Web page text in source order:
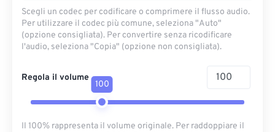
Scegli un codec per codificare o comprimere il flusso audio.
Per utilizzare il codec più comune, seleziona "Auto"
(opzione consigliata). Per convertire senza ricodificare
l'audio, seleziona "Copia" (opzione non consigliata).
Regola il volume
100
Il 100% rappresenta il volume originale. Per raddoppiare il